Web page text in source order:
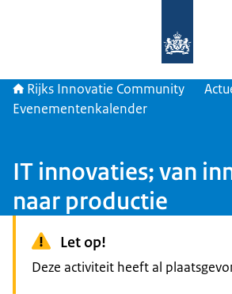
Rijks Innovatie Community
Evenementenkalender
IT innovaties; van
naar productie
Let op!
Deze activiteit heeft al